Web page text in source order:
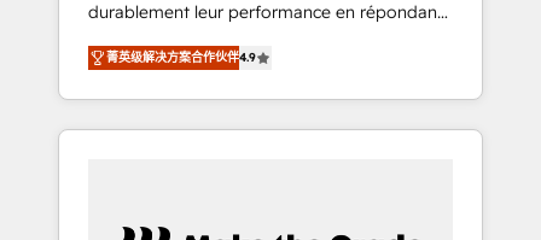
grown & fastest tiering Elite HubSpot Partner
🪴 - Sales Hub: More implementations than
any other Partner 💻 - Migrations: We convert
Salesforce addicts to HubSpot evangelists 🧡
Don't hire a marketing agency for an Ops
durablement leur performance en répondant
aux vrais défis : • Intégration de HubSpot
avec d’autres outils (ERP, téléphonie, etc.) •
Alignement des équipes grâce à un outil et
des données partagées • Amélioration de la
菁英级解决方案合作伙伴4.9